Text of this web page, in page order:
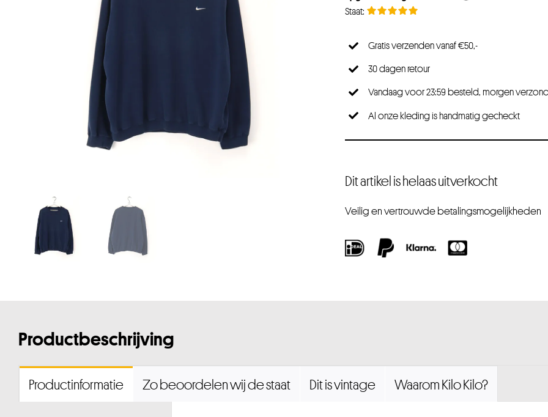
Gratis verzenden vanaf €50,-
30 dagen retour
Vandaag voor 23:59 besteld, morgen
Al onze kleding is handmatig gecheckt
Dit artikel is helaas uitverkocht
Veilig en vertrouwde betalingsmogelijkheden
Productbeschrijving
Productinformatie Zo beoordelen wij de staat Dit is vintage Waarom Kilo Kilo?